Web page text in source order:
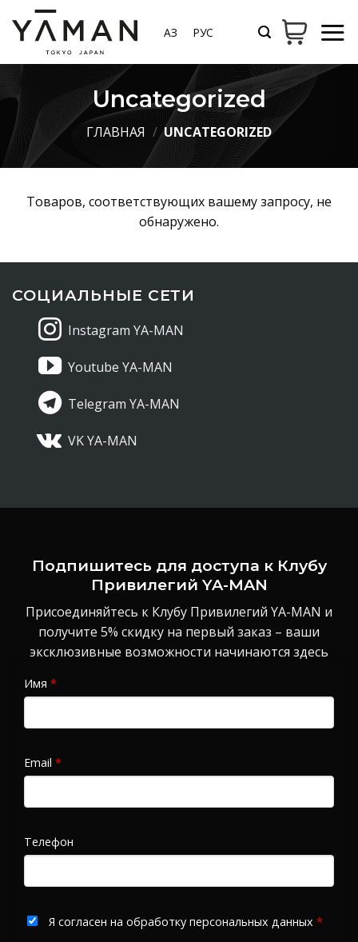
ҚАЗ РУС
Uncategorized
ГЛАВНАЯ / UNCATEGORIZED
Товаров, соответствующих вашему запросу, не
обнаружено.
СОЦИАЛЬНЫЕ СЕТИ
Instagram YA-MAN
Youtube YA-MAN
Telegram YA-MAN
VK YA-MAN
Подпишитесь для доступа к Клубу
Привилегий YA-MAN
Присоединяйтесь к Клубу Привилегий YA-MAN и
получите 5% скидку на первый заказ – ваши
эксклюзивные возможности начинаются здесь
Имя *
Email *
Телефон
Я согласен на обработку персональных данных *